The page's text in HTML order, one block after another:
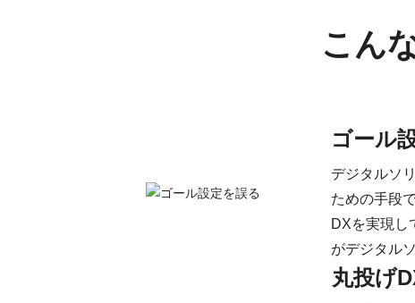
こん
ゴール
デジタルソ
ための手段
DXを実現し
がデジタル
丸投げ